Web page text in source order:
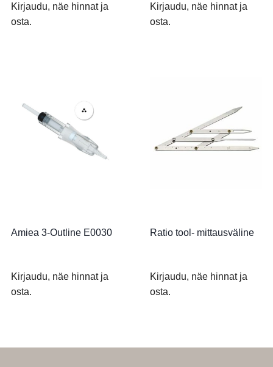
Kirjaudu, näe hinnat ja
osta.
Kirjaudu, näe hinnat ja
osta.
Amiea 3-Outline E0030
Kirjaudu, näe hinnat ja
osta.
Ratio tool- mittausväline
Kirjaudu, näe hinnat ja
osta.